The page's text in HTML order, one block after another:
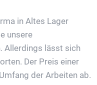
in Altes Lager
unsere
Allerdings lässt sich
Der Preis einer
der Arbeiten ab.